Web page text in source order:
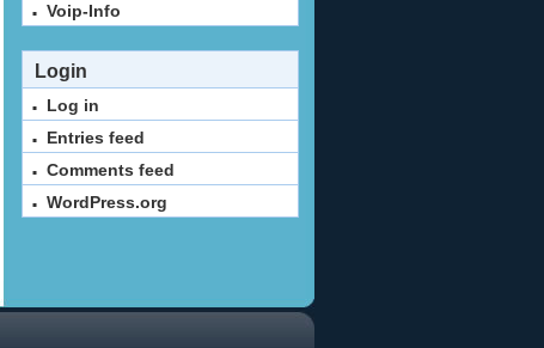
Voip-Info
Login
Log in
Entries feed
Comments feed
WordPress.org